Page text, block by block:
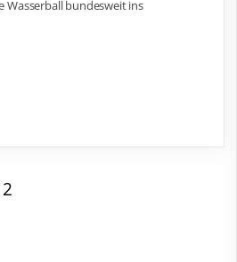
Wasserball bundesweit ins